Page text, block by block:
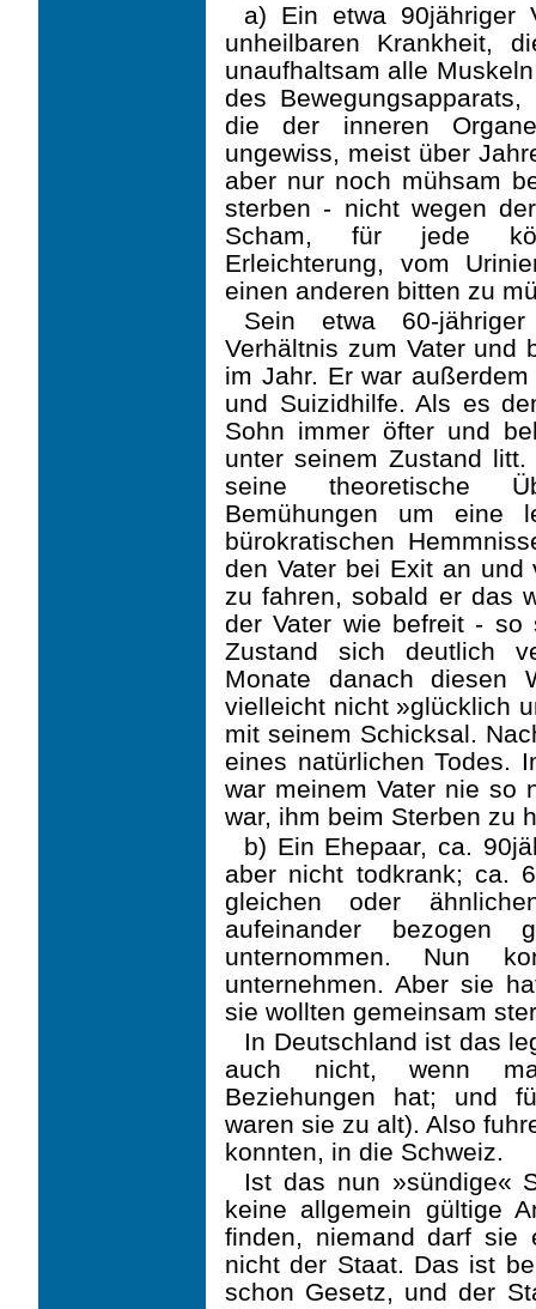
a) Ein etwa 90jähriger
unheilbaren Krankheit,
unaufhaltsam alle
des
die der inneren
ungewiss, meist über
aber nur noch mühsam
sterben - nicht wegen
Scham, für jede
Erleichterung, vom
einen anderen bitten zu
Sein etwa 60-
Verhältnis zum Vater und
im Jahr. Er war
und Suizidhilfe. Als es
Sohn immer öfter und
unter seinem Zustand
seine theo­retische
Bemühungen um eine
bürokratischen
den Vater bei Exit an
zu fahren, sobald er das
der Vater wie befreit - so
Zustand sich deutlich
Monate danach diesen
vielleicht nicht »glücklich
mit seinem Schicksal.
eines natürlichen Todes.
war meinem Vater nie so
war, ihm beim Sterben zu
b) Ein Ehepaar, ca.
aber nicht todkrank; ca.
gleichen oder
aufeinander bezogen
unternommen. Nun
unternehmen. Aber sie
sie wollten gemeinsam
In Deutschland ist das
auch nicht, wenn
Beziehungen hat; und
waren sie zu alt). Also
konnten, in die Schweiz.
Ist das nun »sündige«
keine allgemein gültige
finden, niemand darf sie
nicht der Staat. Das ist
schon Gesetz, und der